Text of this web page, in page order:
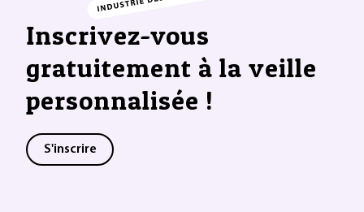
Inscrivez-vous
gratuitement à la veille
personnalisée !
S'inscrire